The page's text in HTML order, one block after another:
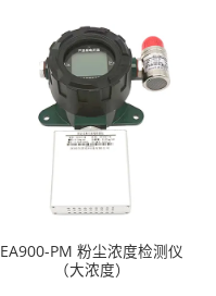
EA900-PM 粉尘浓度检测仪
（大浓度）